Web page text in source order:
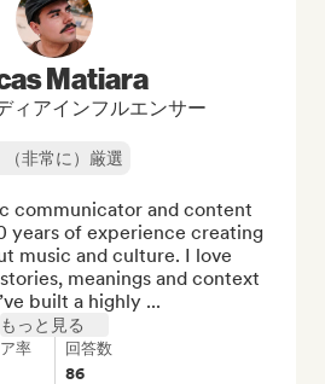
Matiara
ィアインフルエンサー
（非常に）厳選
communicator and content
years of experience creating
music and culture. I love
meanings and context
built a highly ...
もっと見る
率 回答数
86